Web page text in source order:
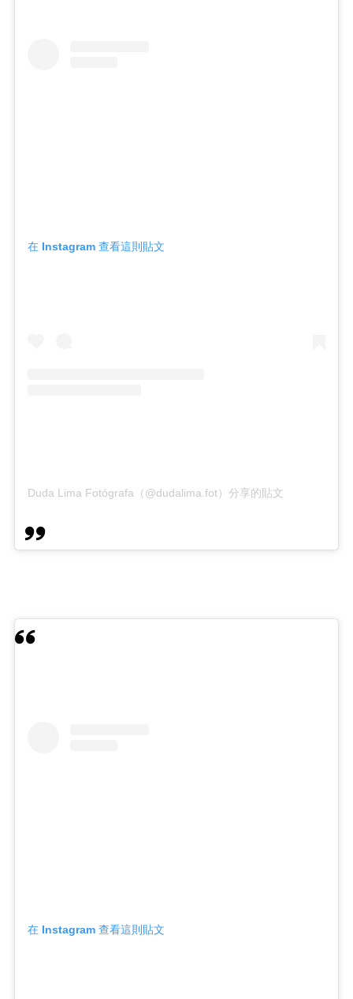
在 Instagram 查看這則貼文
Duda Lima Fotógrafa（@dudalima.fot）分享的貼文
在 Instagram 查看這則貼文